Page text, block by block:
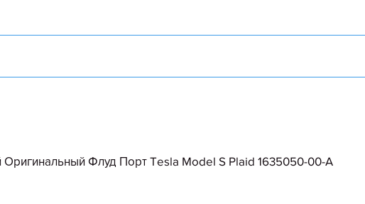
Флуд Порт Tesla Model S Plaid 1635050-00-A